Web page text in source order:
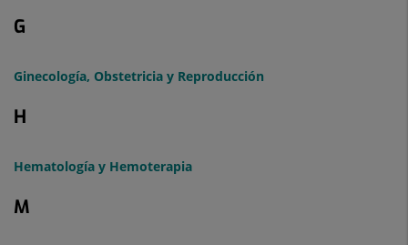
G
Ginecología, Obstetricia y Reproducción
H
Hematología y Hemoterapia
M